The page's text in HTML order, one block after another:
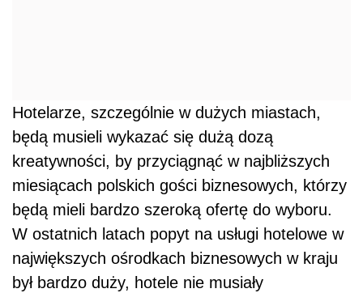
Hotelarze, szczególnie w dużych miastach,
będą musieli wykazać się dużą dozą
kreatywności, by przyciągnąć w najbliższych
miesiącach polskich gości biznesowych, którzy
będą mieli bardzo szeroką ofertę do wyboru.
W ostatnich latach popyt na usługi hotelowe w
największych ośrodkach biznesowych w kraju
był bardzo duży, hotele nie musiały